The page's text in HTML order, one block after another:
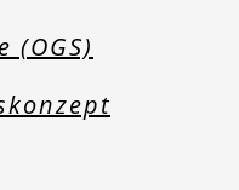
(OGS)